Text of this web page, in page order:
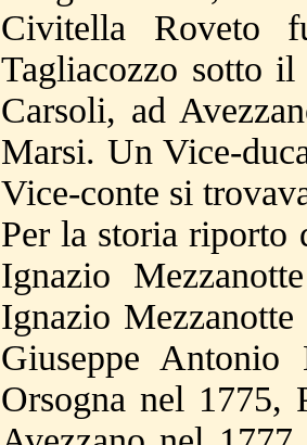
Civitella Roveto
Tagliacozzo sotto
Carsoli, ad
Marsi. Un Vice-
Vice-conte si
Per la storia
Ignazio
Ignazio
Giuseppe
Orsogna nel 1775,